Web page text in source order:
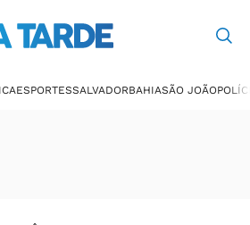
ESPORTESSALVADORBAHIASÃO JOÃO